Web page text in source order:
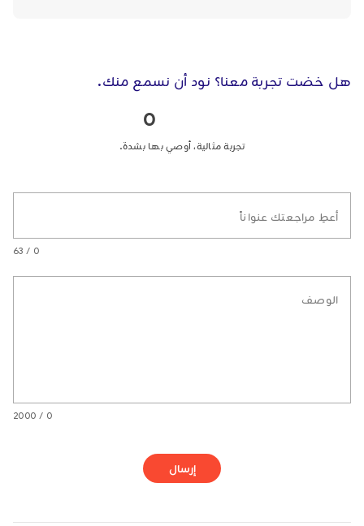
هل خضت تجربة معنا؟ نود أن نسمع منك.
0
تجربة مثالية، أوصي بها بشدة.
أعطِ مراجعتك عنواناً
0 / 63
الوصف
0 / 2000
إرسال